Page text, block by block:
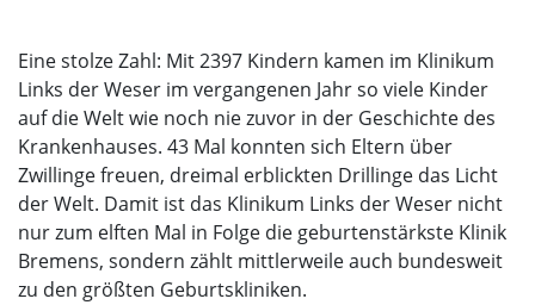
Eine stolze Zahl: Mit 2397 Kindern kamen im Klinikum
Links der Weser im vergangenen Jahr so viele Kinder
auf die Welt wie noch nie zuvor in der Geschichte des
Krankenhauses. 43 Mal konnten sich Eltern über
Zwillinge freuen, dreimal erblickten Drillinge das Licht
der Welt. Damit ist das Klinikum Links der Weser nicht
nur zum elften Mal in Folge die geburtenstärkste Klinik
Bremens, sondern zählt mittlerweile auch bundesweit
zu den größten Geburtskliniken.